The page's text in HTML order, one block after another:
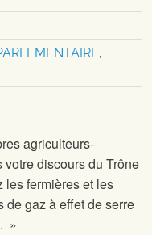
,
agriculteurs-
discours du Trône
fermières et les
de gaz à effet de serre
»